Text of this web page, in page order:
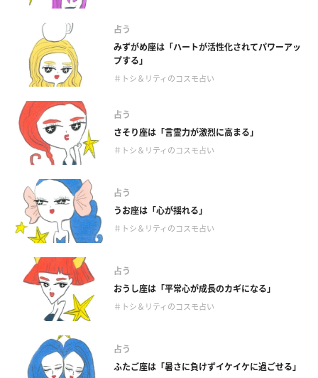
占う
みずがめ座は「ハートが活性化されてパワーアッ
プする」
＃トシ＆リティのコスモ占い
占う
さそり座は「言霊力が激烈に高まる」
＃トシ＆リティのコスモ占い
占う
うお座は「心が揺れる」
＃トシ＆リティのコスモ占い
占う
おうし座は「平常心が成長のカギになる」
＃トシ＆リティのコスモ占い
占う
ふたご座は「暑さに負けずイケイケに過ごせる」